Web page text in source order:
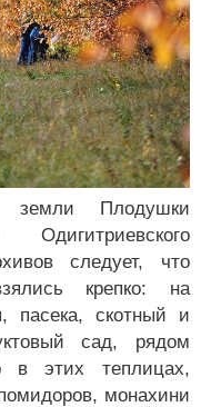
земли Плодушки
следует, что
крепко: на
пасека, скотный и
сад, рядом
в этих теплицах,
монахини